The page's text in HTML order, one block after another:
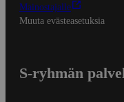
Mainostajalle
Muuta evästeasetuksia
S-ryhmän